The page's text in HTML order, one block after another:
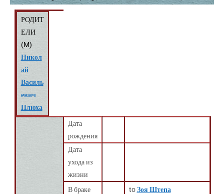
РОДИТ
ЕЛИ
(M)
Никол
ай
Василь
евич
Плюха
Дата
рождения
Дата
ухода из
жизни
В браке
toЗоя Штепа